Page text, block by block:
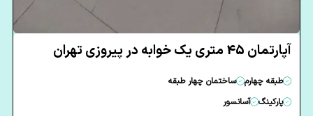
آپارتمان 45 متری یک خوابه در پیروزی تهران
طبقه چهارم
ساختمان چهار طبقه
پارکینگ
آسانسور